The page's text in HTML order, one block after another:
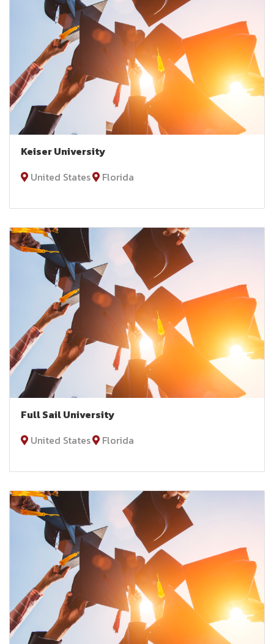
Keiser University
United States
Florida
Full Sail University
United States
Florida